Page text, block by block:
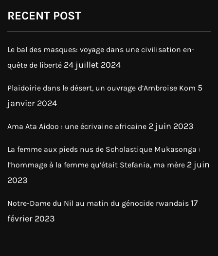
RECENT POST
Le bal des masques: voyage dans une civilisation en-
quête de liberté 24 juillet 2024
Plaidoirie dans le désert, un ouvrage d’Ambroise Kom 5
janvier 2024
Ama Ata Aidoo : une écrivaine africaine 2 juin 2023
La femme aux pieds nus de Scholastique Mukasonga :
l’hommage à la femme qu’était Stefania, ma mère 2 juin
2023
Notre-Dame du Nil au matin du génocide rwandais 17
février 2023